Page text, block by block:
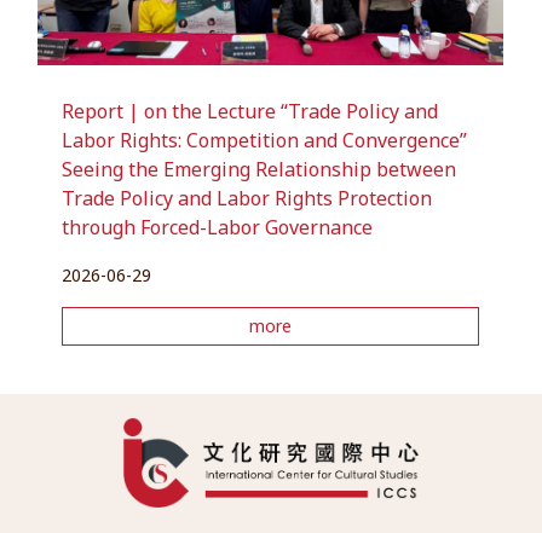
Report | on the Lecture “Trade Policy and
Labor Rights: Competition and Convergence”
Seeing the Emerging Relationship between
Trade Policy and Labor Rights Protection
through Forced-Labor Governance
2026-06-29
more